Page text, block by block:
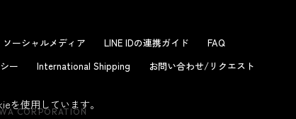
ソーシャルメディア LINE IDの連携ガイド
FAQ
ー International Shipping お問い合わせ/リクエスト
CORPORATION
を使用しています。